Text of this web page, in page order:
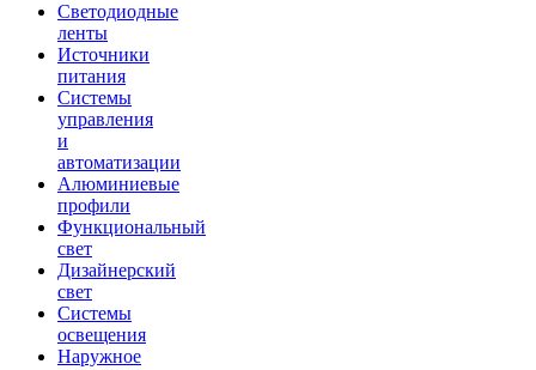
Светодиодные
ленты
Источники
питания
Системы
управления
и
автоматизации
Алюминиевые
профили
Функциональный
свет
Дизайнерский
свет
Системы
освещения
Наружное